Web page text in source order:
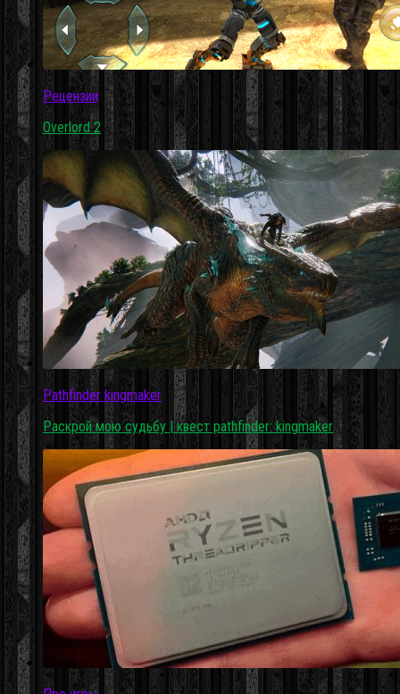
Рецензии
Overlord 2
Pathfinder kingmaker
Раскрой мою судьбу | квест pathfinder: kingmaker